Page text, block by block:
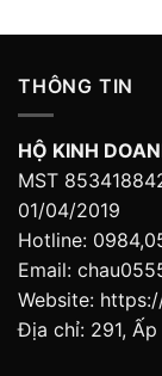
THÔNG TIN
HỘ KINH
MST
01/04/2019
Hotline:
Email:
Website:
Địa chỉ: 291,